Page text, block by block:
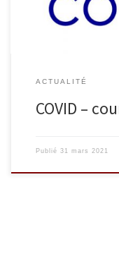
ACTUALITÉ
COVID –
Publié 31 mars 2021